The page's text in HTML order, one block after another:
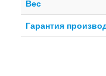
Вес
Гарантия